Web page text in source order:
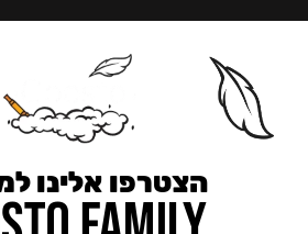
הצטרפו אלינו